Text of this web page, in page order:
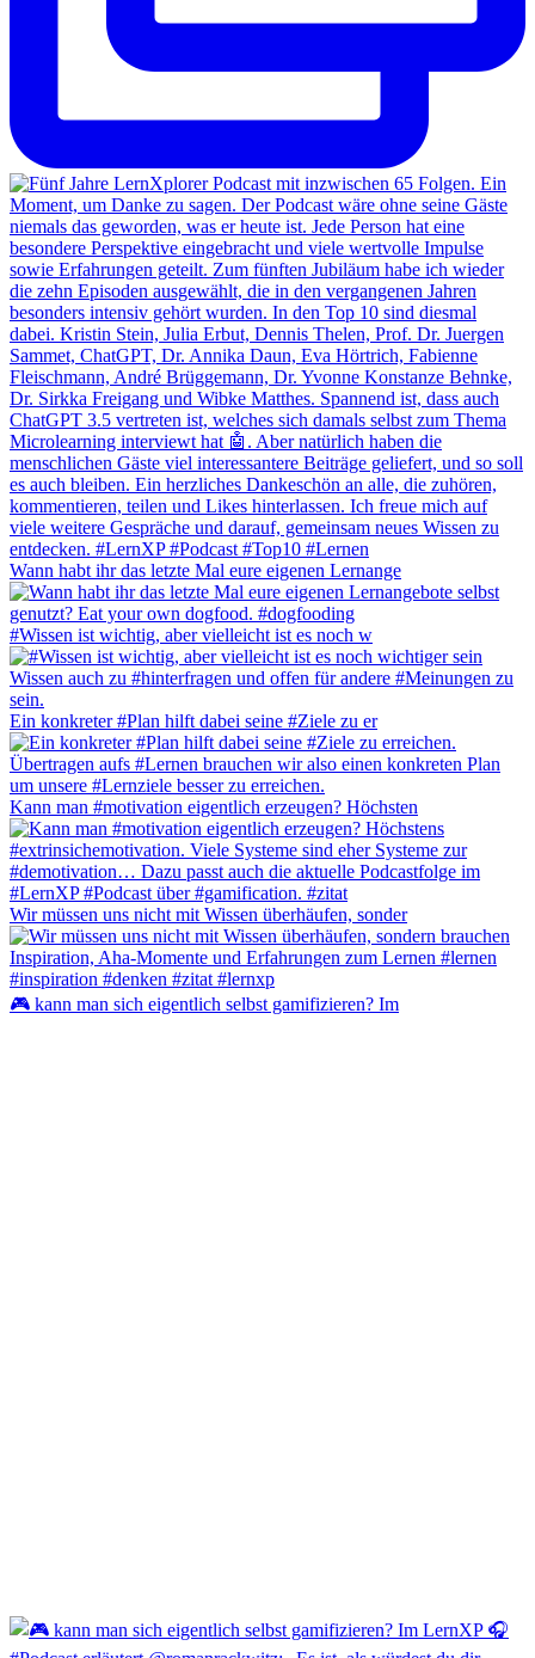
Wann habt ihr das letzte Mal eure eigenen Lernange
#Wissen ist wichtig, aber vielleicht ist es noch w
Ein konkreter #Plan hilft dabei seine #Ziele zu er
Kann man #motivation eigentlich erzeugen? Höchsten
Wir müssen uns nicht mit Wissen überhäufen, sonder
🎮 kann man sich eigentlich selbst gamifizieren? Im